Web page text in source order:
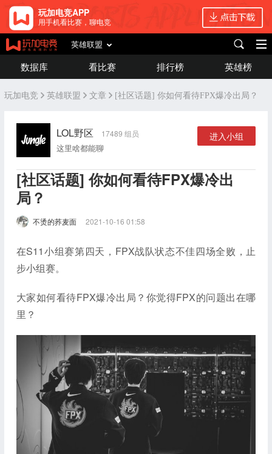
玩加电竞APP
用手机看比赛，聊电竞
英雄联盟
数据库 看比赛 排行榜 英雄榜
玩加电竞 英雄联盟 文章 [社区话题] 你如何看待FPX爆冷出局？
LOL野区 17489 组员
这里啥都能聊
进入小组
[社区话题] 你如何看待FPX爆冷出
局？
不烫的荞麦面 2021-10-16 01:58
在S11小组赛第四天，FPX战队状态不佳四场全败，止
步小组赛。
大家如何看待FPX爆冷出局？你觉得FPX的问题出在哪
里？